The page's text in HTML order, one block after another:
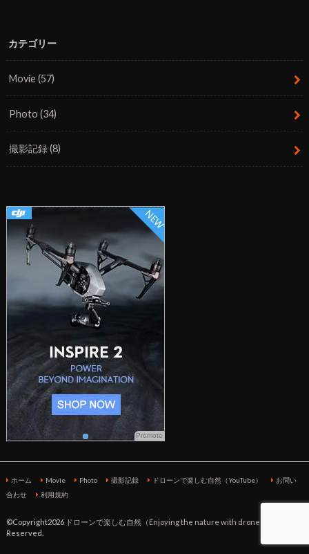
カテゴリー
Movie(57)
Photo(34)
撮影記録(8)
Promote
ホーム Movie Photo 撮影記録 ドローンで楽しむ自然（YouTube）
お問い
合わせ
利用規約
©Copyright2026 ドローンで楽しむ自然（Enjoying the nature with drone）
Reserved.